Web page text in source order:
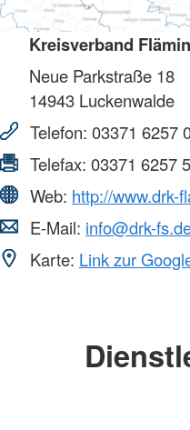
Kreisverband
Neue Parkstraße 18
14943 Luckenwalde
Telefon: 03371 6257
Telefax: 03371 6257
Web: http://www.drk-
E-Mail: info@drk-
Karte: Link zur